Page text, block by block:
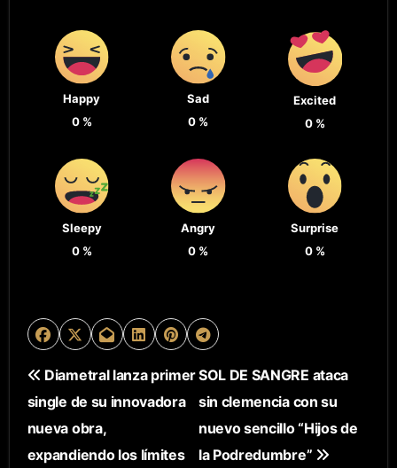
Happy
0%
Sad
0 %
Excited
0%
Sleepy
0%
Angry
0 %
Surprise
0%
N
A
V
Diametral lanza primer
single de su innovadora
nueva obra,
expandiendo los límites
SOL DE SANGRE ataca
sin clemencia con su
nuevo sencillo “Hijos de
la Podredumbre”